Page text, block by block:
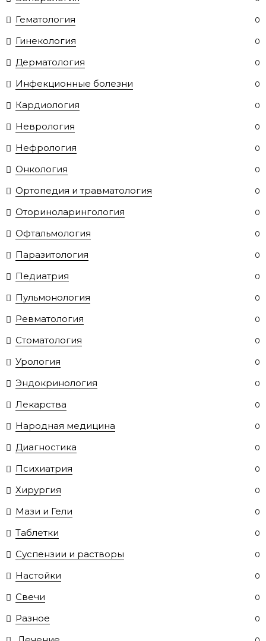
Гематология 0
Гинекология 0
Дерматология 0
Инфекционные болезни 0
Кардиология 0
Неврология 0
Нефрология 0
Онкология 0
Ортопедия и травматология 0
Оториноларингология 0
Офтальмология 0
Паразитология 0
Педиатрия 0
Пульмонология 0
Ревматология 0
Стоматология 0
Урология 0
Эндокринология 0
Лекарства 0
Народная медицина 0
Диагностика 0
Психиатрия 0
Хирургия 0
Мази и Гели 0
Таблетки 0
Суспензии и растворы 0
Настойки 0
Свечи 0
Разное 0